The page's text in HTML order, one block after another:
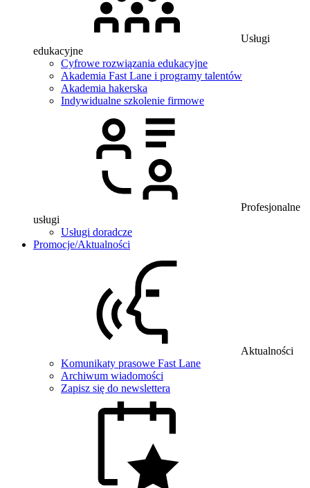
Usługi
edukacyjne
Cyfrowe rozwiązania edukacyjne
Akademia Fast Lane i programy talentów
Akademia hakerska
Indywidualne szkolenie firmowe
Profesjonalne
usługi
Usługi doradcze
Promocje/Aktualności
Aktualności
Komunikaty prasowe Fast Lane
Archiwum wiadomości
Zapisz się do newslettera